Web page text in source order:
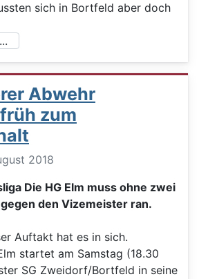
sich in Bortfeld aber doch
Abwehr
zum
2018
Die HG Elm muss ohne zwei
den Vizemeister ran.
Auftakt hat es in sich.
startet am Samstag (18.30
SG Zweidorf/Bortfeld in seine